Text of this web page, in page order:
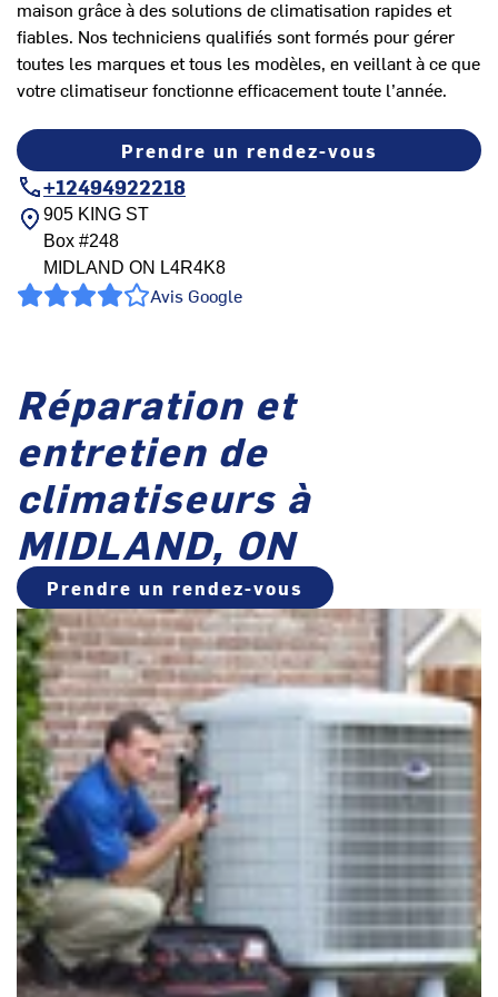
maison grâce à des solutions de climatisation rapides et
fiables. Nos techniciens qualifiés sont formés pour gérer
toutes les marques et tous les modèles, en veillant à ce que
votre climatiseur fonctionne efficacement toute l’année.
Prendre un rendez-vous
+12494922218
905 KING ST
Box #248
MIDLAND ON L4R4K8
Avis Google
Réparation et
entretien de
climatiseurs à
MIDLAND, ON
Prendre un rendez-vous